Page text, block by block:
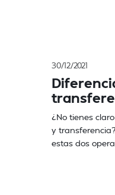
30/12/2021
¿No tienes
y
estas dos